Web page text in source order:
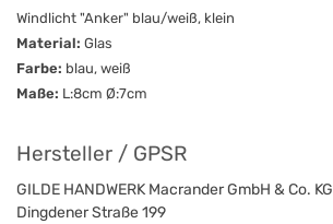
Windlicht "Anker" blau/weiß, klein
Material: Glas
Farbe: blau, weiß
Maße: L:8cm Ø:7cm
Hersteller / GPSR
GILDE HANDWERK Macrander GmbH & Co. KG
Dingdener Straße 199